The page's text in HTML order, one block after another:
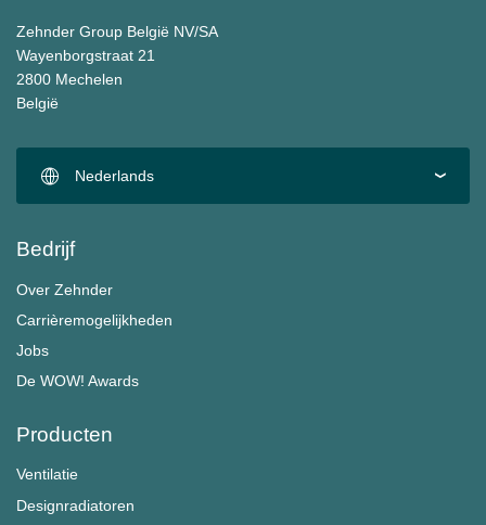
Zehnder Group België NV/SA
Wayenborgstraat 21
2800 Mechelen
België
Nederlands
Bedrijf
Over Zehnder
Carrièremogelijkheden
Jobs
De WOW! Awards
Producten
Ventilatie
Designradiatoren